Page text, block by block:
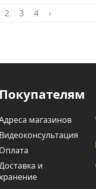
2 3 4 ›
Покупателям
магазинов
Видеоконсультация
Оплата
и